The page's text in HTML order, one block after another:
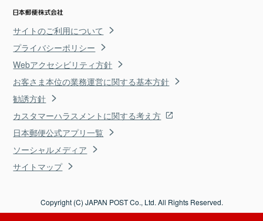
サイトのご利用について
プライバシーポリシー
Webアクセシビリティ方針
お客さま本位の業務運営に関する基本方針
勧誘方針
カスタマーハラスメントに関する考え方
日本郵便公式アプリ一覧
ソーシャルメディア
サイトマップ
Copyright (C) JAPAN POST Co., Ltd. All Rights Reserved.